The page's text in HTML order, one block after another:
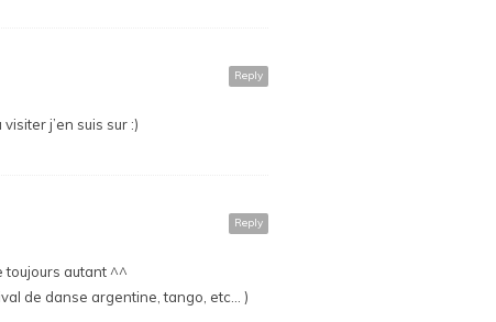
Reply
j’en suis sur :)
Reply
toujours autant ^^
de danse argentine, tango, etc… )